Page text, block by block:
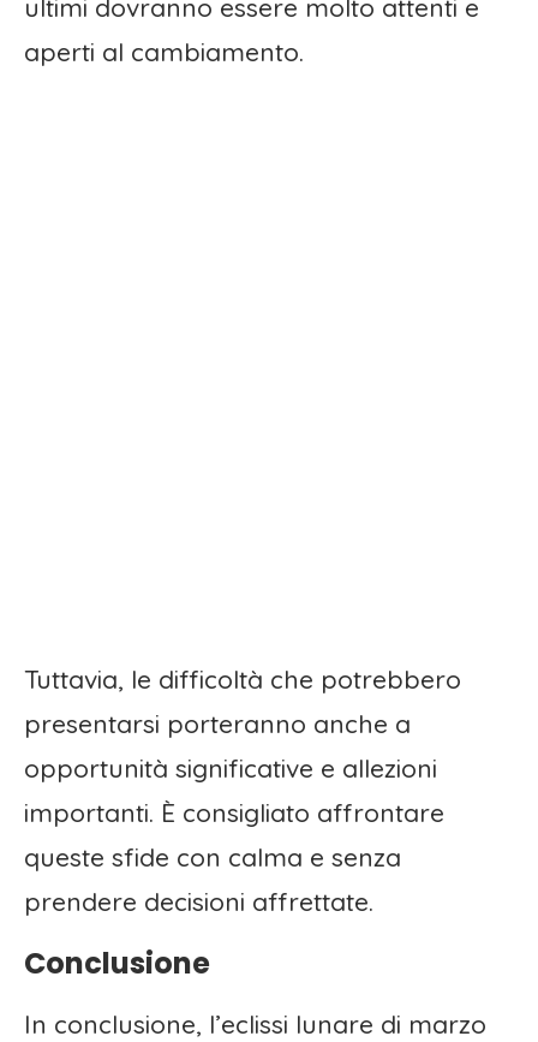
ultimi dovranno essere molto attenti e
aperti al cambiamento.
Tuttavia, le difficoltà che potrebbero
presentarsi porteranno anche a
opportunità significative e allezioni
importanti. È consigliato affrontare
queste sfide con calma e senza
prendere decisioni affrettate.
Conclusione
In conclusione, l’eclissi lunare di marzo